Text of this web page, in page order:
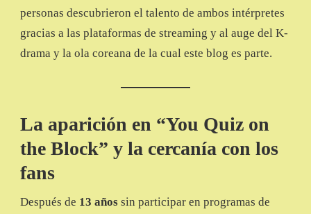
personas descubrieron el talento de ambos intérpretes
gracias a las plataformas de streaming y al auge del K-
drama y la ola coreana de la cual este blog es parte.
La aparición en “You Quiz on
the Block” y la cercanía con los
fans
Después de 13 años sin participar en programas de